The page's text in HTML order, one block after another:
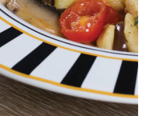
ACESSO PARA PARCEIROS